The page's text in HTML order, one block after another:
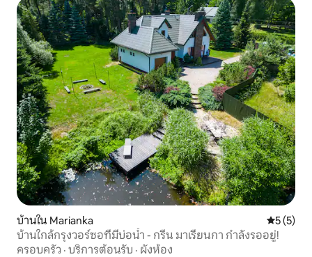
บ้านใน Marianka คะแนนเฉ
5 (5)
บ้านใกล้กรุงวอร์ซอที่มีบ่อน้ำ - กรีน มาเรียนกา กำลังรออยู่!
ครอบครัว · บริการต้อนรับ · ผังห้อง